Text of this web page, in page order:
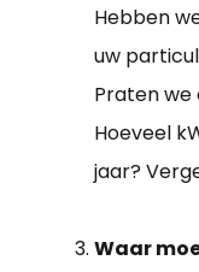
Hebben
uw
Praten we
Hoeveel
jaar?
Waar